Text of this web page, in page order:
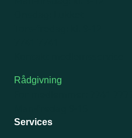
Rådgivning
Services